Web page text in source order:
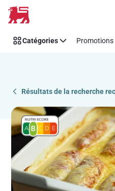
Passer
Recipe
Details
Catégories Promotions
Résultats de la recherche